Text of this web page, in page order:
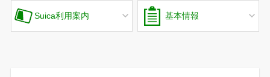
Suica利用案内 基本情報